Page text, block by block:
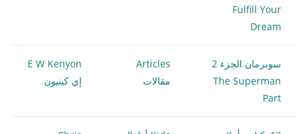
Fulfill Your
Dream
سوبرمان الجزء 2
The Superman
Part
Articles
مقالات
E W Kenyon
إي كينيون